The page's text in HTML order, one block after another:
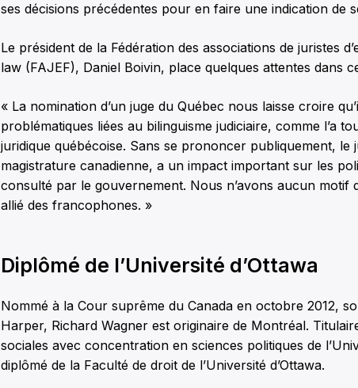
ses décisions précédentes pour en faire une indication de
Le président de la Fédération des associations de juristes
law (FAJEF), Daniel Boivin, place quelques attentes dans
« La nomination d’un juge du Québec nous laisse croire
problématiques liées au bilinguisme judiciaire, comme l’a
juridique québécoise. Sans se prononcer publiquement, le
magistrature canadienne, a un impact important sur les
consulté par le gouvernement. Nous n’avons aucun motif
allié des francophones. »
Diplômé de l’Université d’Ottawa
Nommé à la Cour suprême du Canada en octobre 2012,
Harper, Richard Wagner est originaire de Montréal.
sociales avec concentration en sciences politiques de
diplômé de la Faculté de droit de l’Université d’Ottawa.